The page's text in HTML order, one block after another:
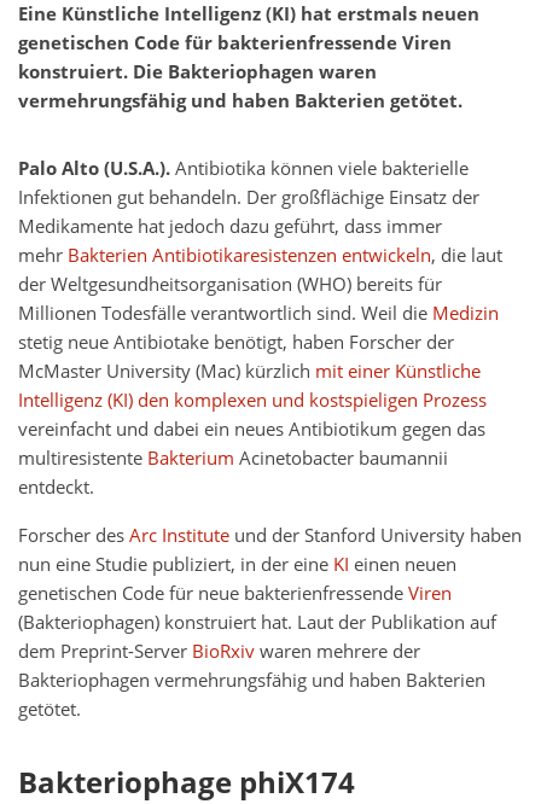
Eine Künstliche Intelligenz (KI) hat erstmals neuen
genetischen Code für bakterienfressende Viren
konstruiert. Die Bakteriophagen waren
vermehrungsfähig und haben Bakterien getötet.
Palo Alto (U.S.A.).Antibiotika können viele bakterielle
Infektionen gut behandeln. Der großflächige Einsatz der
Medikamente hat jedoch dazu geführt, dass immer
mehr Bakterien Antibiotikaresistenzen entwickeln, die laut
der Weltgesundheitsorganisation (WHO) bereits für
Millionen Todesfälle verantwortlich sind. Weil die Medizin
stetig neue Antibiotake benötigt, haben Forscher der
McMaster University (Mac) kürzlich mit einer Künstliche
Intelligenz (KI) den komplexen und kostspieligen Prozess
vereinfacht und dabei ein neues Antibiotikum gegen das
multiresistente Bakterium Acinetobacter baumannii
entdeckt.
Forscher desArc Institute und der Stanford University haben
nun eine Studie publiziert, in der eine KI einen neuen
genetischen Code für neue bakterienfressendeViren
(Bakteriophagen) konstruiert hat. Laut der Publikation auf
dem Preprint-Server BioRxivwaren mehrere der
Bakteriophagen vermehrungsfähig und haben Bakterien
getötet.
Bakteriophage phiX174